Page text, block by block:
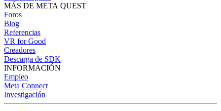
MÁS DE META QUEST
Foros
Blog
Referencias
VR for Good
Creadores
Descarga de SDK
INFORMACIÓN
Empleo
Meta Connect
Investigación